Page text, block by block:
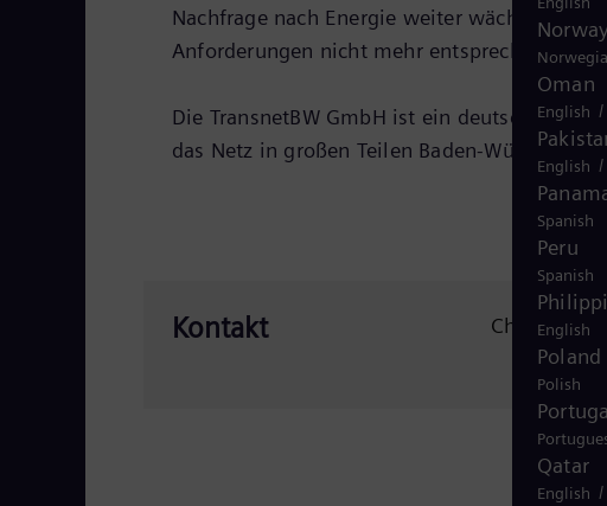
Nachfrage nach Energie weiter wächst,
Anforderungen nicht mehr entsprechen, vom
Die TransnetBW GmbH ist ein deutscher
das Netz in großen Teilen Baden-
Kontakt Christina
Oman
English /
English /
Spanish
Peru
Spanish
English
Poland
Polish
Qatar
English /